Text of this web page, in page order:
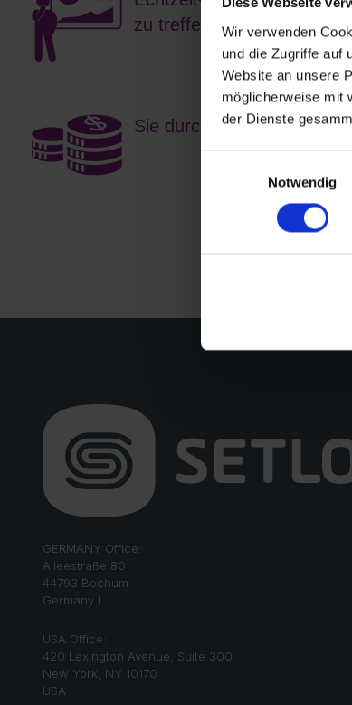
Wir verwenden
und die Zugriffe auf
Website an unsere
möglicherweise mit
der Dienste
Notwendig
zu treffen
Sie durch smarte
GERMANY Office:
Alleestraße 80
44793 Bochum
Germany I
USA Office:
420 Lexington Avenue, Suite 300
New York, NY 10170
USA